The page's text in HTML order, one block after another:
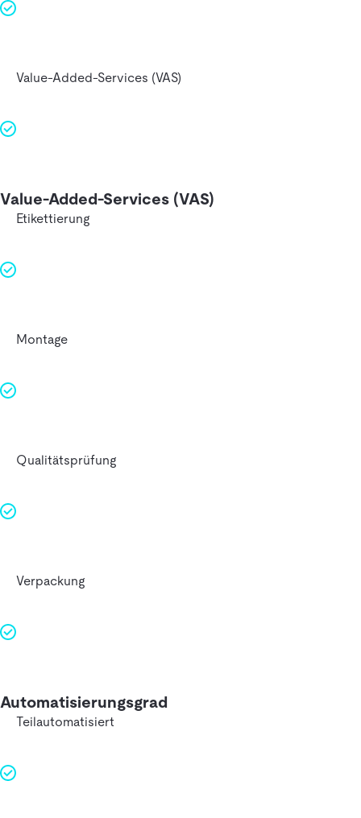
Value-Added-Services (VAS)
Value-Added-Services (VAS)
Etikettierung
Montage
Qualitätsprüfung
Verpackung
Automatisierungsgrad
Teilautomatisiert